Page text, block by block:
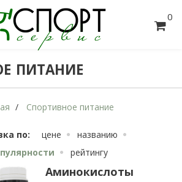
0
ПИТАНИЕ
Спортивное питание
по: цене
названию
рейтингу
Аминокислоты